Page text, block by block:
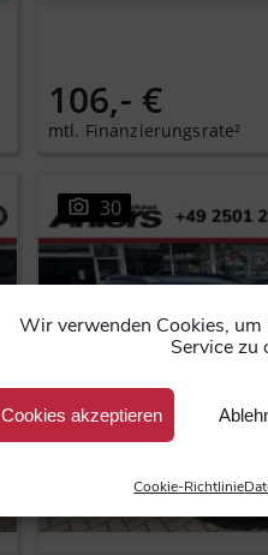
Wir verwenden Cookies,
Service zu
Cookies akzeptieren
Cookie-Richtlinie
106,- €
mtl. Finanzierungsrate²
30